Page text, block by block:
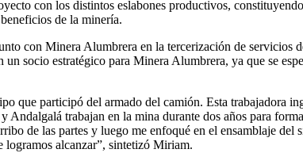
con los distintos eslabones productivos,
de la minería.
con Minera Alumbrera en la tercerización de
socio estratégico para Minera Alumbrera, ya que se
que participó del armado del camión. Esta trabajadora
trabajan en la mina durante dos años para
de las partes y luego me enfoqué en el ensamblaje del
logramos alcanzar”, sintetizó Miriam.